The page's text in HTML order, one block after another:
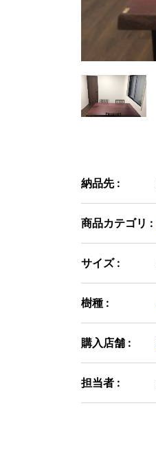
納品先 :
商品カテゴリ :
サイズ :
樹種 :
購入店舗 :
担当者 :